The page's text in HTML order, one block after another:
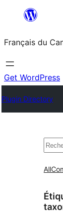
contenu
Français du
Get WordPress
Plugin Directory
All